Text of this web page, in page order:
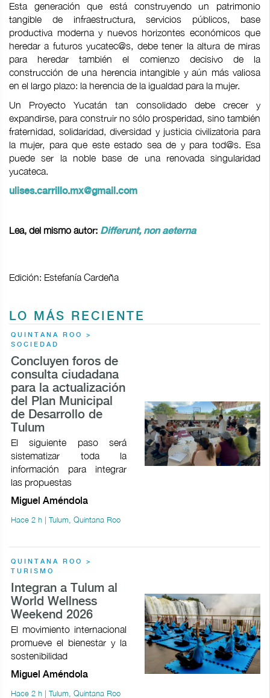
Esta generación que está construyendo un patrimonio
tangible de infraestructura, servicios públicos, base
productiva moderna y nuevos horizontes económicos que
heredar a futuros yucatec@s, debe tener la altura de miras
para heredar también el comienzo decisivo de la
construcción de una herencia intangible y aún más valiosa
en el largo plazo: la herencia de la igualdad para la mujer.
Un Proyecto Yucatán tan consolidado debe crecer y
expandirse, para construir no sólo prosperidad, sino también
fraternidad, solidaridad, diversidad y justicia civilizatoria para
la mujer, para que este estado sea de y para tod@s. Esa
puede ser la noble base de una renovada singularidad
yucateca.
ulises.carrillo.mx@gmail.com
Lea, del mismo autor: Differunt, non aeterna
Edición: Estefanía Cardeña
LO MÁS RECIENTE
QUINTANA ROO >
SOCIEDAD
Concluyen foros de
consulta ciudadana
para la actualización
del Plan Municipal
de Desarrollo de
Tulum
El siguiente paso será
sistematizar toda la
información para integrar
las propuestas
Miguel Améndola
Hace 2 h | Tulum, Quintana Roo
QUINTANA ROO >
TURISMO
Integran a Tulum al
World Wellness
Weekend 2026
El movimiento internacional
promueve el bienestar y la
sostenibilidad
Miguel Améndola
Hace 2 h | Tulum, Quintana Roo